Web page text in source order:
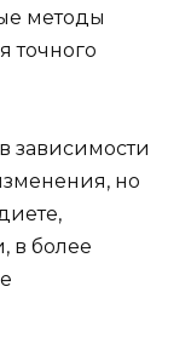
методы
точного
зависимости
но
в более